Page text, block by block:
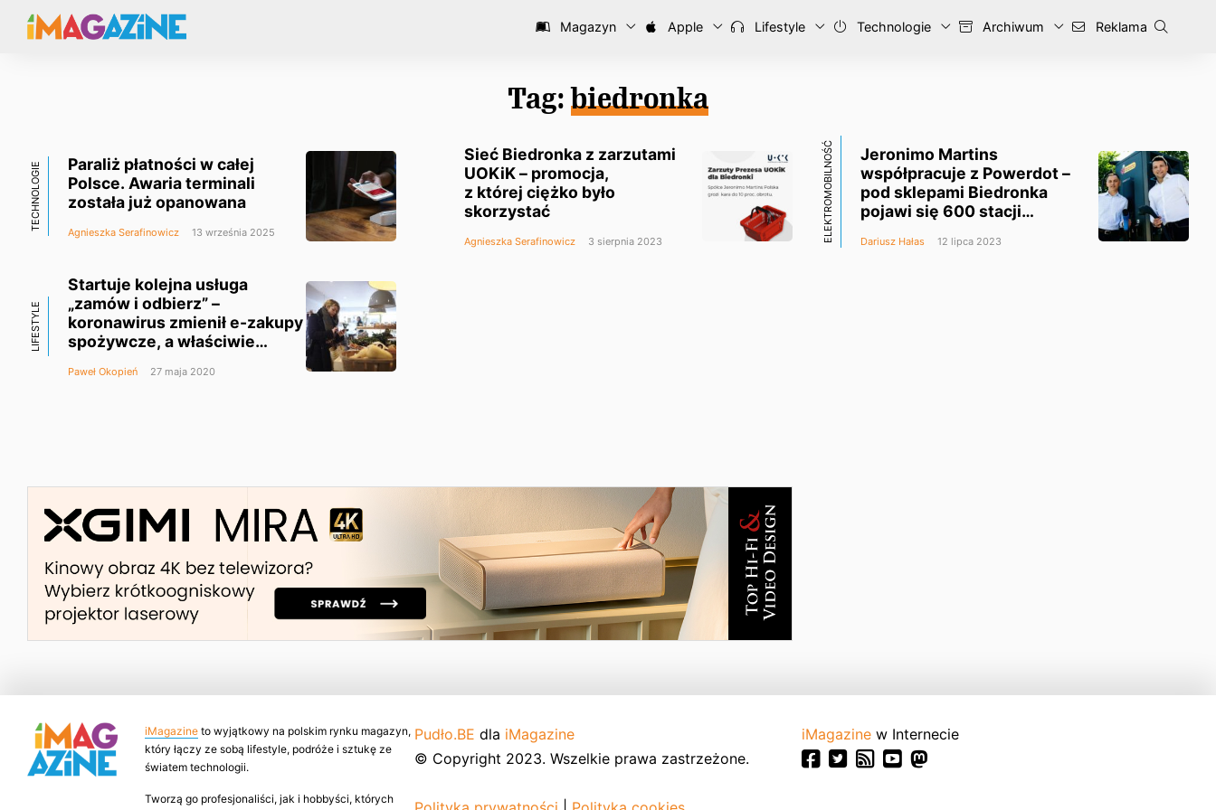
Magazyn Apple Lifestyle Technologie Archiwum Reklama
Tag:biedronka
TECHNOLOGIE
Paraliż płatności w całej
Polsce. Awaria terminali
została już opanowana
Agnieszka Serafinowicz 13 września 2025
Sieć Biedronka z zarzutami
UOKiK – promocja,
z której ciężko było
skorzystać
Agnieszka Serafinowicz 3 sierpnia 2023 ELEKTROMOBILNOŚĆ
Jeronimo Martins
współpracuje z Powerdot –
pod sklepami Biedronka
pojawi się 600 stacji
Dariusz Hałas 12 lipca 2023
LIFESTYLE
Startuje kolejna usługa
„zamów i odbierz” –
koronawirus zmienił e-zakupy
spożywcze, a właściwie
Paweł Okopień 27 maja 2020
iMagazine to wyjątkowy na polskim rynku magazyn,
który łączy ze sobą lifestyle, podróże i sztukę ze
światem technologii.
Tworzą go profesjonaliści, jak i hobbyści, których
Pudło.BE dla iMagazine
© Copyright 2023. Wszelkie prawa zastrzeżone.
iMagazine w Internecie